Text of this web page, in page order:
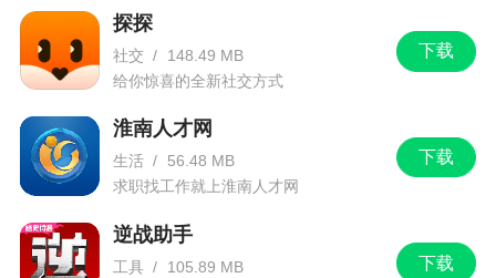
下载
探探
社交 /
148.49 MB
给你惊喜的全新社交方式
下载
淮南人才网
生活 /
56.48 MB
求职找工作就上淮南人才网
下载
逆战助手
工具 /
105.89 MB